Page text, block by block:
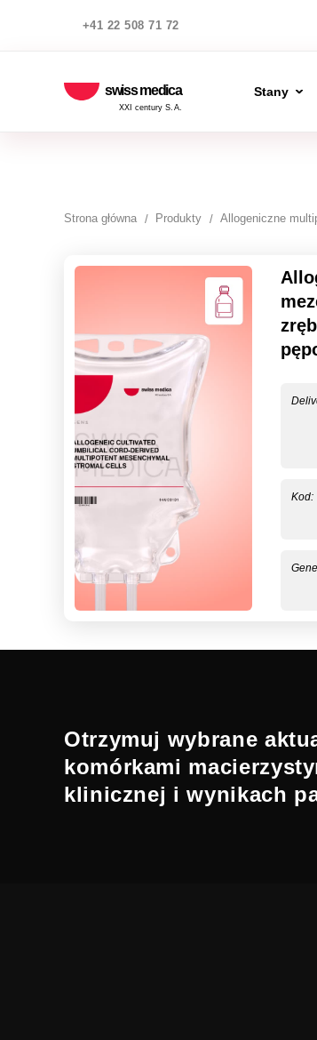
+41 22 508 71 72
swiss medica
XXI century S.A.
Stany
Strona główna Produkty Allogeniczne
Kod:
Otrzymuj wybrane
komórkami
klinicznej i wynikach